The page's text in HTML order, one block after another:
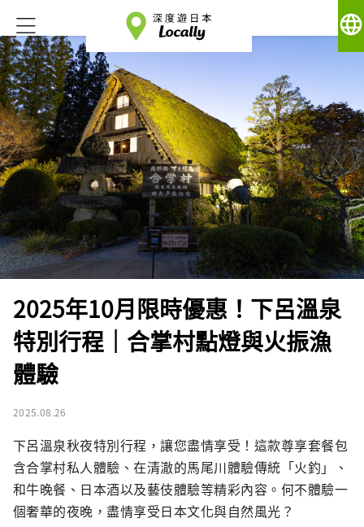
language
2025年10月限時優惠！下呂溫泉
特別行程｜合掌村點燈與火振漁
體驗
2025.08.26
下呂溫泉秋夜特別行程，讓您盡情享受！這款尊享套餐包
含合掌村私人體驗、在清澈的馬尾川體驗傳統「火釣」、
和牛晚餐、日本酒以及藝伎體驗等精彩內容。何不體驗一
個奢華的夜晚，盡情享受日本文化與自然風光？